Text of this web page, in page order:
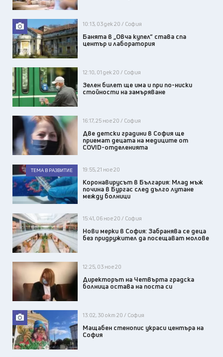
10:13, 03 дек 20 / София
Банята в „Овча купел“ става спа
център и лаборатория
12:10, 01 дек 20 / София
Зелен билет ще има и при по-ниски
стойности на замъряване
16:17, 25 ное 20 / София
Две детски градини в София ще
приемат децата на медиците от
COVID-отделенията
ТЕМА В РАЗВИТИЕ 19:55, 21 ное 20
Коронавирусът в България: Млад мъж
почина в Бургас след дълго лутане
между болници
15:41, 06 ное 20 / София
Нови мерки в София: Забранява се деца
без придружител да посещават молове
12:25, 03 ное 20
Директорът на Четвърта градска
болница остава на поста си
13:02, 30 окт 20 / София
Мащабен стенопис украси центъра на
София